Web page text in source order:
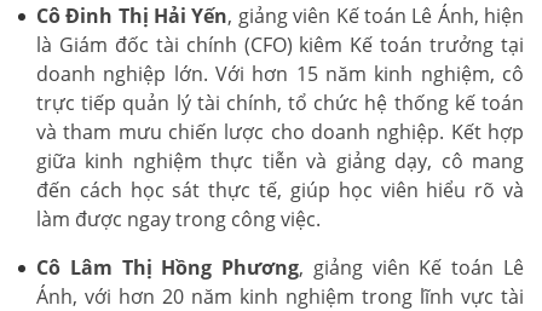
Cô Đinh Thị Hải Yến, giảng viên Kế toán Lê Ánh, hiện
là Giám đốc tài chính (CFO) kiêm Kế toán trưởng tại
doanh nghiệp lớn. Với hơn 15 năm kinh nghiệm, cô
trực tiếp quản lý tài chính, tổ chức hệ thống kế toán
và tham mưu chiến lược cho doanh nghiệp. Kết hợp
giữa kinh nghiệm thực tiễn và giảng dạy, cô mang
đến cách học sát thực tế, giúp học viên hiểu rõ và
làm được ngay trong công việc.
Cô Lâm Thị Hồng Phương, giảng viên Kế toán Lê
Ánh, với hơn 20 năm kinh nghiệm trong lĩnh vực tài